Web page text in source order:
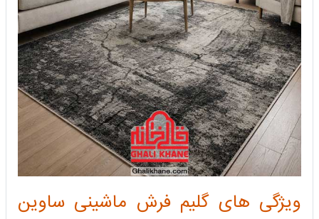
ویژگی های گلیم فرش ماشینی ساوین